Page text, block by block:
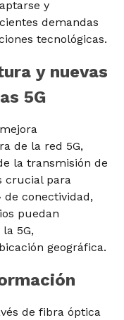
y
demandas
tecnológicas.
y nuevas
5G
de la red 5G,
la transmisión de
crucial para
conectividad,
puedan
5G,
geográfica.
de fibra óptica